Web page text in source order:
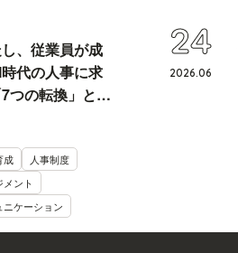
、従業員が成
代の人事に求
つの転換」と
成
人事制度
メント
ニケーション
2026.06
24